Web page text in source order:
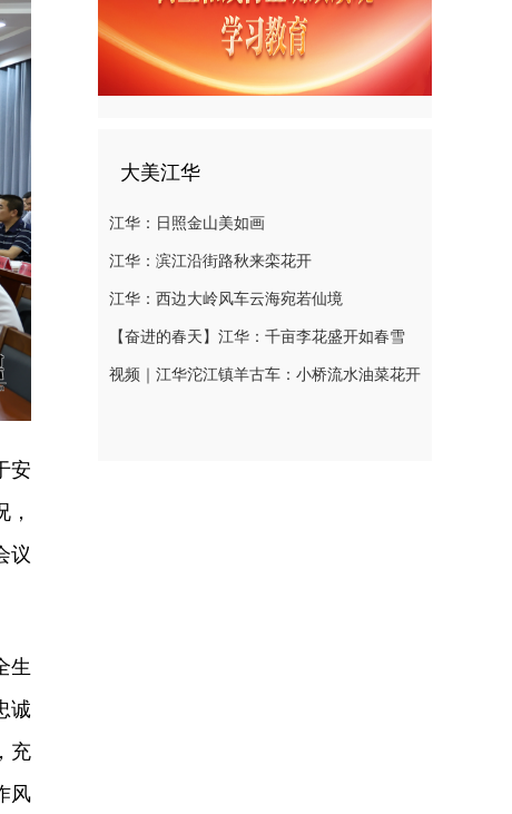
安
议
生
诚
充
风
大美江华
江华：日照金山美如画
江华：滨江沿街路秋来栾花开
江华：西边大岭风车云海宛若仙境
【奋进的春天】江华：千亩李花盛开如春雪
视频｜江华沱江镇羊古车：小桥流水油菜花开